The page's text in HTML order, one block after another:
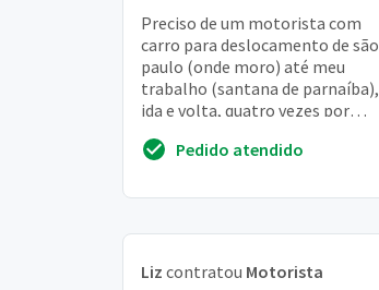
Preciso de um motorista com
carro para deslocamento de são
paulo (onde moro) até meu
trabalho (santana de parnaíba),
ida e volta, quatro vezes por
como médica e...
Pedido atendido
Liz contratou Motorista